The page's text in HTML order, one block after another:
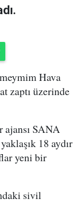
Hava
zaptı üzerinde
ajansı SANA
18 aydır
yeni bir
sivil